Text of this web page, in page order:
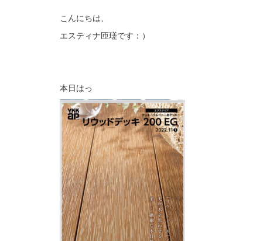
こんにちは、
エスティナ匝瑳です：）
本日はっ